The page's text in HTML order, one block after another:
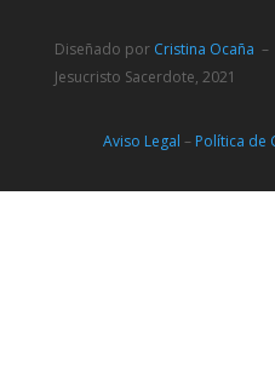
Diseñado por Cristina Ocaña –
Jesucristo Sacerdote, 2021
Aviso Legal – Política de